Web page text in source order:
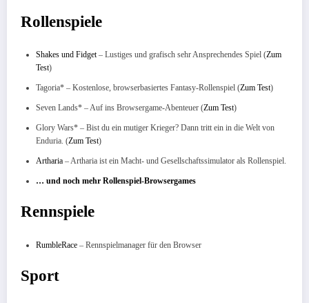
Rollenspiele
Shakes und Fidget– Lustiges und grafisch sehr Ansprechendes Spiel (Zum
Test)
Tagoria* – Kostenlose, browserbasiertes Fantasy-Rollenspiel (Zum Test)
Seven Lands* – Auf ins Browsergame-Abenteuer (Zum Test)
Glory Wars* – Bist du ein mutiger Krieger? Dann tritt ein in die Welt von
Enduria. (Zum Test)
Artharia – Artharia ist ein Macht- und Gesellschaftssimulator als Rollenspiel.
… und noch mehr Rollenspiel-Browsergames
Rennspiele
RumbleRace – Rennspielmanager für den Browser
Sport